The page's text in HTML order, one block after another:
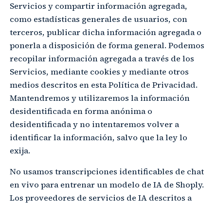
Servicios y compartir información agregada,
como estadísticas generales de usuarios, con
terceros, publicar dicha información agregada o
ponerla a disposición de forma general. Podemos
recopilar información agregada a través de los
Servicios, mediante cookies y mediante otros
medios descritos en esta Política de Privacidad.
Mantendremos y utilizaremos la información
desidentificada en forma anónima o
desidentificada y no intentaremos volver a
identificar la información, salvo que la ley lo
exija.
No usamos transcripciones identificables de chat
en vivo para entrenar un modelo de IA de Shoply.
Los proveedores de servicios de IA descritos a